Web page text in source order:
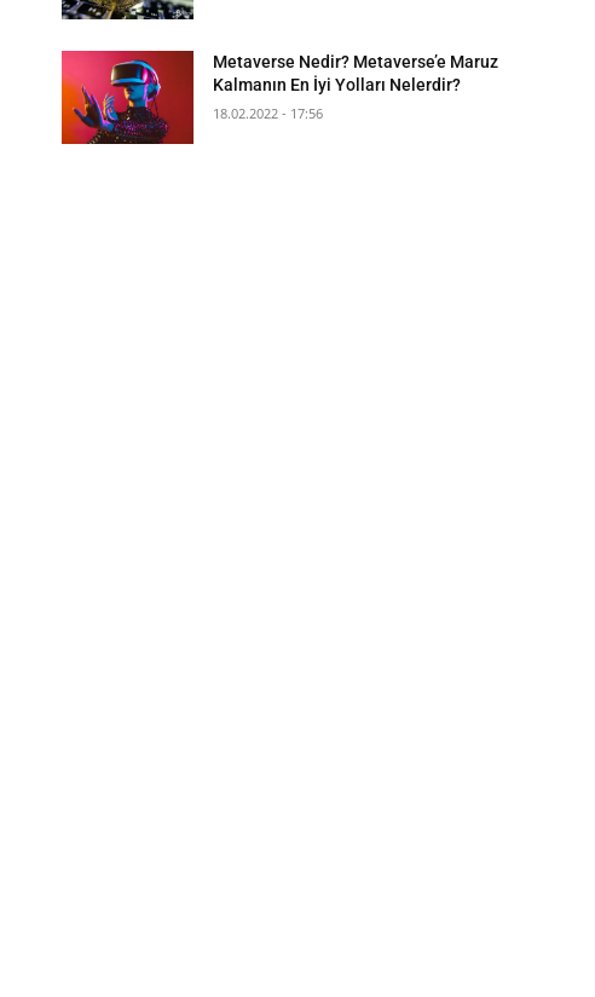
Metaverse Nedir? Metaverse’e Maruz
Kalmanın En İyi Yolları Nelerdir?
18.02.2022 - 17:56